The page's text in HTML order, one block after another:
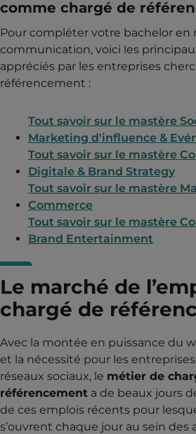
comme chargé de
Pour compléter votre bachelor
communication, voici les
appréciés par les entreprises
référencement :
Tout savoir sur le mastère
Marketing d'influence &
Tout savoir sur le mastère
Digitale & Brand Strategy
Tout savoir sur le mastère
Commerce
Tout savoir sur le mastère
Brand Entertainment
Le marché de
chargé de
Avec la montée en puissance du
et la nécessité pour les entreprises
réseaux sociaux, le métier de
référencement a de beaux jours
de ces emplois récents pour
s’ouvrent chaque jour au sein des